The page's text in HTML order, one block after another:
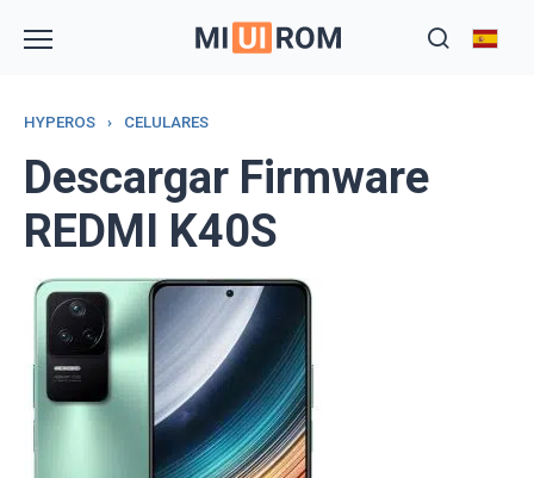
HYPEROS › CELULARES
Descargar Firmware
REDMI K40S